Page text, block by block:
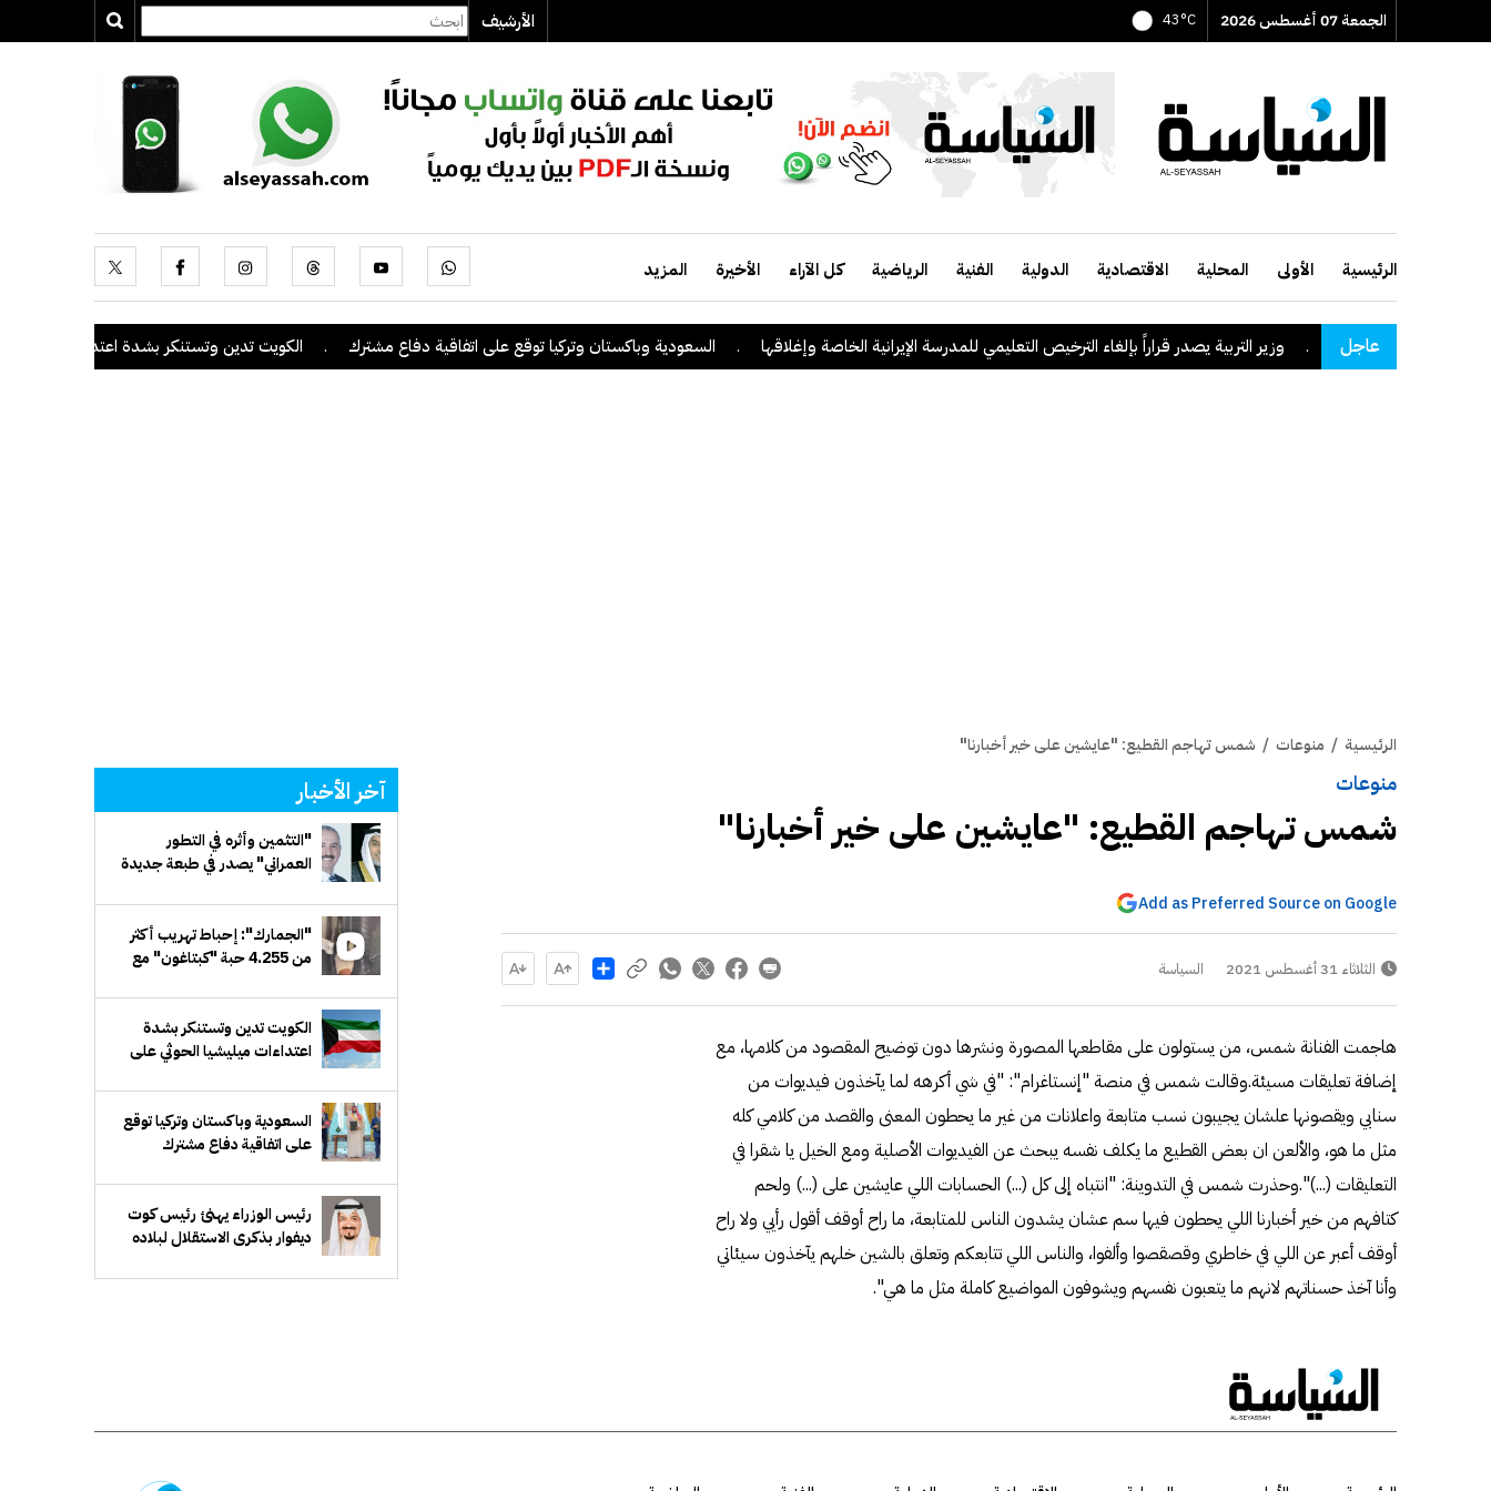
الجمعة 07 أغسطس 2026 43°C الأرشيف
الرئيسية الأولى المحلية الاقتصادية الدولية الفنية الرياضية كل الآراء الأخيرة المزيد
عاجلنجران السعودية . وزير التربية يصدر قراراً بإلغاء الترخيص التعليمي للمدرسة الإيرانية الخاصة وإغلاقها . السعودية وباكستان وتركيا توقع على اتفاقية دفاع مشترك . الكويت تدين وتستنكر بشدة اعتداءات ميليشيا
الرئيسية / منوعات / شمس تهاجم القطيع: "عايشين على خير أخبارنا"
منوعات
شمس تهاجم القطيع: "عايشين على خير أخبارنا"
Add as Preferred Source on Google
الثلاثاء 31 أغسطس 2021 السياسة Share
هاجمت الفنانة شمس، من يستولون على مقاطعها المصورة ونشرها دون توضيح المقصود من كلامها، مع
إضافة تعليقات مسيئة.وقالت شمس في منصة "إنستاغرام": "في شي أكرهه لما يآخذون فيديوات من
سنابي ويقصونها علشان يجيبون نسب متابعة واعلانات من غير ما يحطون المعنى والقصد من كلامي كله
مثل ما هو، والألعن ان بعض القطيع ما يكلف نفسه يبحث عن الفيديوات الأصلية ومع الخيل يا شقرا في
التعليقات (...)".وحذرت شمس في التدوينة: "انتباه إلى كل (...) الحسابات اللي عايشين على (...) ولحم
كتافهم من خير أخبارنا اللي يحطون فيها سم عشان يشدون الناس للمتابعة، ما راح أوقف أقول رأيي ولا راح
أوقف أعبر عن اللي في خاطري وقصقصوا وألفوا، والناس اللي تتابعكم وتعلق بالشين خلهم يآخذون سيئاتي
وأنا آخذ حسناتهم لانهم ما يتعبون نفسهم ويشوفون المواضيع كاملة مثل ما هي".
آخر الأخبار
"التثمين وأثره في التطور
العمراني" يصدر في طبعة جديدة
"الجمارك": إحباط تهريب أكثر
من 4.255 حبة "كبتاغون" مع
الكويت تدين وتستنكر بشدة
اعتداءات ميليشيا الحوثي على
السعودية وباكستان وتركيا توقع
على اتفاقية دفاع مشترك
رئيس الوزراء يهنئ رئيس كوت
ديفوار بذكرى الاستقلال لبلاده